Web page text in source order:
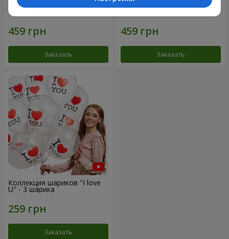
Коллекция шариков
"Люблю" - 5 шариков
Заказать
Коллекция шариков "I love
Заказать
Коллекция шариков "I love
U" - 3 шарика
Заказать